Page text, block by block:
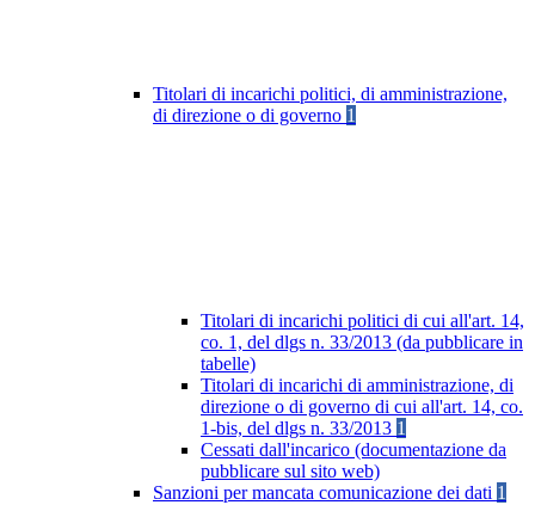
Titolari di incarichi politici, di amministrazione,
di direzione o di governo 1
Titolari di incarichi politici di cui all'art. 14,
co. 1, del dlgs n. 33/2013 (da pubblicare in
tabelle)
Titolari di incarichi di amministrazione, di
direzione o di governo di cui all'art. 14, co.
1-bis, del dlgs n. 33/2013 1
Cessati dall'incarico (documentazione da
pubblicare sul sito web)
Sanzioni per mancata comunicazione dei dati 1